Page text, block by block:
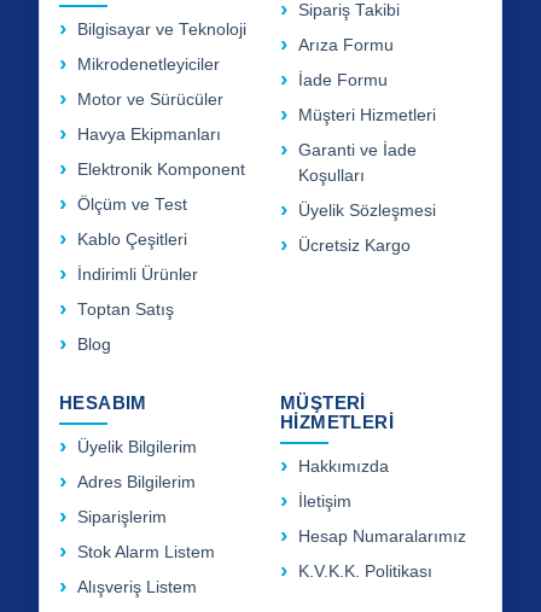
Bilgisayar ve Teknoloji
Mikrodenetleyiciler
Motor ve Sürücüler
Havya Ekipmanları
Elektronik Komponent
Ölçüm ve Test
Kablo Çeşitleri
İndirimli Ürünler
Toptan Satış
Blog
Sipariş Takibi
Arıza Formu
İade Formu
Müşteri Hizmetleri
Garanti ve İade
Koşulları
Üyelik Sözleşmesi
Ücretsiz Kargo
HESABIM
Üyelik Bilgilerim
Adres Bilgilerim
Siparişlerim
Stok Alarm Listem
Alışveriş Listem
MÜŞTERİ
HİZMETLERİ
Hakkımızda
İletişim
Hesap Numaralarımız
K.V.K.K. Politikası